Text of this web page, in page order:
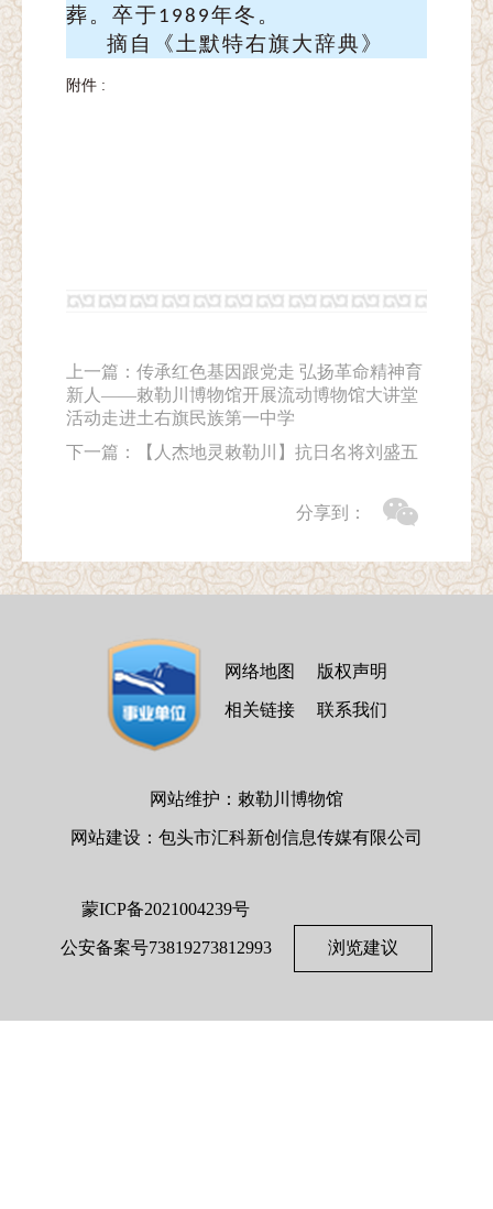
葬。卒于1989年冬 。
摘自
《 土默特右旗大辞典》
附件 :
上一篇：传承红色基因跟党走 弘扬革命精神育
新人——敕勒川博物馆开展流动博物馆大讲堂
活动走进土右旗民族第一中学
下一篇：
【人杰地灵敕勒川】抗日名将刘盛五
分享到：
网络地图
相关链接
版权声明
联系我们
网站维护：敕勒川博物馆
网站建设：包头市汇科新创信息传媒有限公司
蒙ICP备2021004239号
公安备案号73819273812993 浏览建议